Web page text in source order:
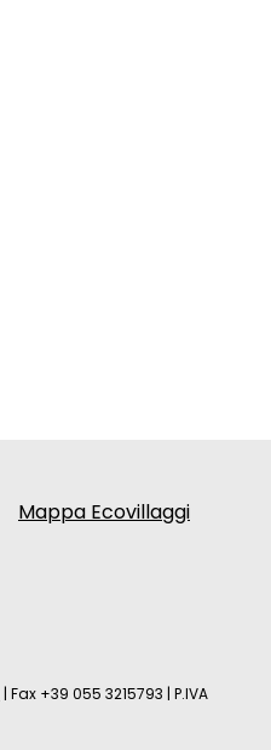
Mappa Ecovillaggi
| Fax +39 055 3215793 | P.IVA